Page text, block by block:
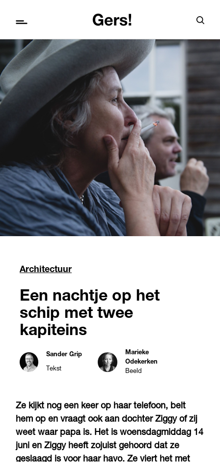
Architectuur
Een nachtje op het
schip met twee
kapiteins
Sander Grip
Tekst
Marieke
Odekerken
Beeld
Ze kijkt nog een keer op haar telefoon, belt
hem op en vraagt ook aan dochter Ziggy of zij
weet waar papa is. Het is woensdagmiddag 14
juni en Ziggy heeft zojuist gehoord dat ze
geslaagd is voor haar havo. Ze viert het met